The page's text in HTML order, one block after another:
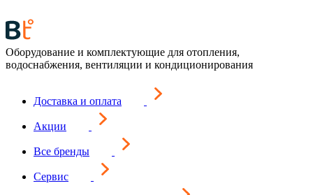
Оборудование и комплектующие для отопления,
водоснабжения, вентиляции и кондиционирования
Доставка и оплата
Акции
Все бренды
Сервис